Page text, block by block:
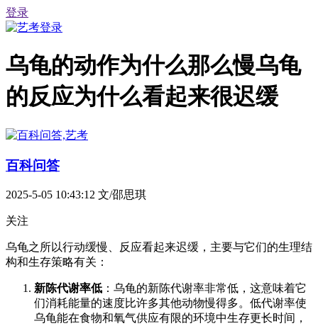
登录
乌龟的动作为什么那么慢乌龟
的反应为什么看起来很迟缓
百科问答
2025-5-05 10:43:12 文/邵思琪
关注
乌龟之所以行动缓慢、反应看起来迟缓，主要与它们的生理结
构和生存策略有关：
新陈代谢率低 ：乌龟的新陈代谢率非常低，这意味着它
们消耗能量的速度比许多其他动物慢得多。低代谢率使
乌龟能在食物和氧气供应有限的环境中生存更长时间，